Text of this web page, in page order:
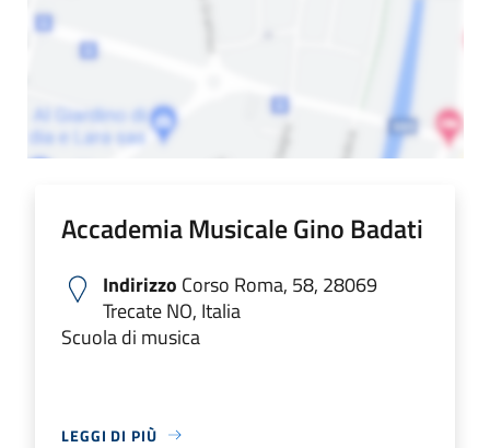
Accademia Musicale Gino Badati
Indirizzo Corso Roma, 58, 28069
Trecate NO, Italia
Scuola di musica
LEGGI DI PIÙ